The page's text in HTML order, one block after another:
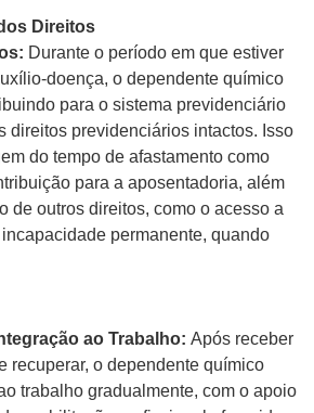
Direitos
Durante o período em que estiver
doença, o dependente químico
para o sistema previdenciário
direitos previdenciários intactos. Isso
do tempo de afastamento como
para a aposentadoria, além
de outros direitos, como o acesso a
permanente, quando
ao Trabalho: Após receber
recuperar, o dependente químico
trabalho gradualmente, com o apoio